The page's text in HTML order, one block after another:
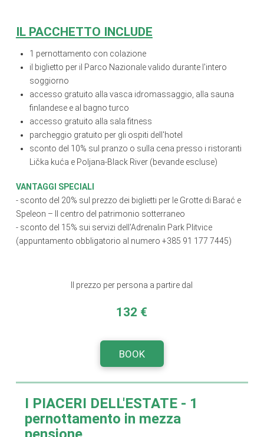
IL PACCHETTO INCLUDE
1 pernottamento con colazione
il biglietto per il Parco Nazionale valido durante l'intero
soggiorno
accesso gratuito alla vasca idromassaggio, alla sauna
finlandese e al bagno turco
accesso gratuito alla sala fitness
parcheggio gratuito per gli ospiti dell'hotel
sconto del 10% sul pranzo o sulla cena presso i ristoranti
Lička kuća e Poljana-Black River (bevande escluse)
VANTAGGI SPECIALI
- sconto del 20% sul prezzo dei biglietti per le Grotte di Barać e
Speleon – Il centro del patrimonio sotterraneo
- sconto del 15% sui servizi dell'Adrenalin Park Plitvice
(appuntamento obbligatorio al numero +385 91 177 7445)
Il prezzo per persona a partire dal
132 €
BOOK
I PIACERI DELL'ESTATE - 1
pernottamento in mezza